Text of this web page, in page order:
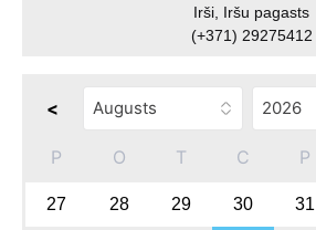
Irši, Iršu pagasts
(+371) 29275412
<
P O T C P
27 28 29 30 31